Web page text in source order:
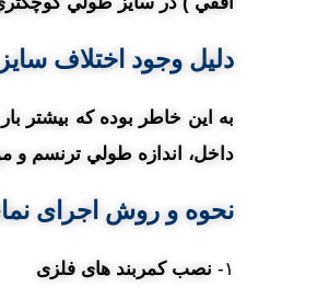
دلیل وجود اختلاف
به اين خاطر بوده که بيشتر
داخل، اندازه طولي ترنسم و
نحوه و روش اجرای
۱- نصب کمربند های فلزی